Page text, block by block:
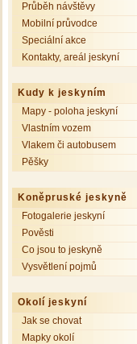
Průběh návštěvy
Mobilní průvodce
Speciální akce
Kontakty, areál jeskyní
Kudy k jeskyním
Mapy - poloha jeskyní
Vlastním vozem
Vlakem či autobusem
Pěšky
Koněpruské jeskyně
Fotogalerie jeskyní
Pověsti
Co jsou to jeskyně
Vysvětlení pojmů
Okolí jeskyní
Jak se chovat
Mapky okolí